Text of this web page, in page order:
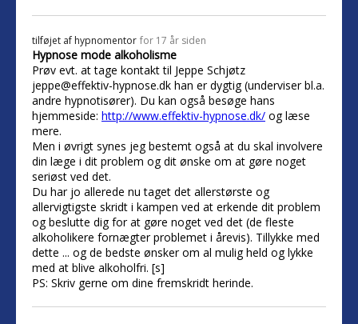
tilføjet af hypnomentor for 17 år siden
Hypnose mode alkoholisme
Prøv evt. at tage kontakt til Jeppe Schjøtz
jeppe@effektiv-hypnose.dk han er dygtig (underviser bl.a.
andre hypnotisører). Du kan også besøge hans
hjemmeside: http://www.effektiv-hypnose.dk/ og læse
mere.
Men i øvrigt synes jeg bestemt også at du skal involvere
din læge i dit problem og dit ønske om at gøre noget
seriøst ved det.
Du har jo allerede nu taget det allerstørste og
allervigtigste skridt i kampen ved at erkende dit problem
og beslutte dig for at gøre noget ved det (de fleste
alkoholikere fornægter problemet i årevis). Tillykke med
dette ... og de bedste ønsker om al mulig held og lykke
med at blive alkoholfri. [s]
PS: Skriv gerne om dine fremskridt herinde.